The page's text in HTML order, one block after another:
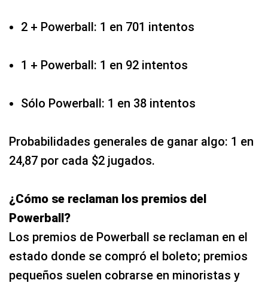
2 + Powerball: 1 en 701 intentos
1 + Powerball: 1 en 92 intentos
Sólo Powerball: 1 en 38 intentos
Probabilidades generales de ganar algo: 1 en
24,87 por cada $2 jugados.
¿Cómo se reclaman los premios del
Powerball?
Los premios de Powerball se reclaman en el
estado donde se compró el boleto; premios
pequeños suelen cobrarse en minoristas y